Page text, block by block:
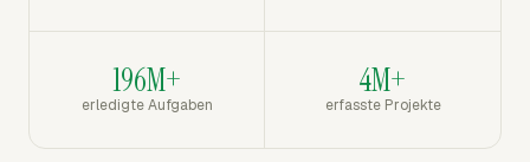
196M+
erledigte Aufgaben
4M+
erfasste Projekte